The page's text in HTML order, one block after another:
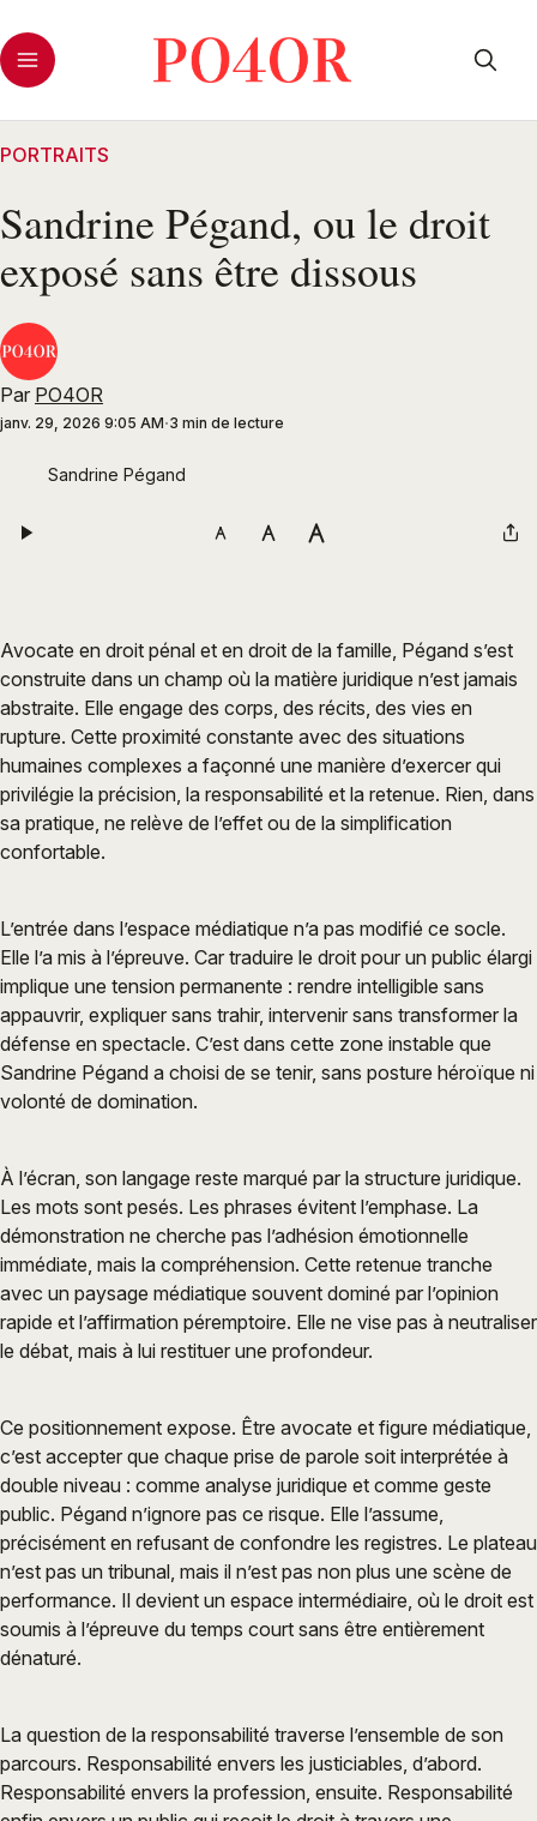
PORTRAITS
Sandrine Pégand, ou le droit
exposé sans être dissous
Par PO4OR
janv. 29, 2026 9:05 AM 3 min de lecture
Sandrine Pégand
Avocate en droit pénal et en droit de la famille, Pégand s’est
construite dans un champ où la matière juridique n’est jamais
abstraite. Elle engage des corps, des récits, des vies en
rupture. Cette proximité constante avec des situations
humaines complexes a façonné une manière d’exercer qui
privilégie la précision, la responsabilité et la retenue. Rien, dans
sa pratique, ne relève de l’effet ou de la simplification
confortable.
L’entrée dans l’espace médiatique n’a pas modifié ce socle.
Elle l’a mis à l’épreuve. Car traduire le droit pour un public élargi
implique une tension permanente : rendre intelligible sans
appauvrir, expliquer sans trahir, intervenir sans transformer la
défense en spectacle. C’est dans cette zone instable que
Sandrine Pégand a choisi de se tenir, sans posture héroïque ni
volonté de domination.
À l’écran, son langage reste marqué par la structure juridique.
Les mots sont pesés. Les phrases évitent l’emphase. La
démonstration ne cherche pas l’adhésion émotionnelle
immédiate, mais la compréhension. Cette retenue tranche
avec un paysage médiatique souvent dominé par l’opinion
rapide et l’affirmation péremptoire. Elle ne vise pas à neutraliser
le débat, mais à lui restituer une profondeur.
Ce positionnement expose. Être avocate et figure médiatique,
c’est accepter que chaque prise de parole soit interprétée à
double niveau : comme analyse juridique et comme geste
public. Pégand n’ignore pas ce risque. Elle l’assume,
précisément en refusant de confondre les registres. Le plateau
n’est pas un tribunal, mais il n’est pas non plus une scène de
performance. Il devient un espace intermédiaire, où le droit est
soumis à l’épreuve du temps court sans être entièrement
dénaturé.
La question de la responsabilité traverse l’ensemble de son
parcours. Responsabilité envers les justiciables, d’abord.
Responsabilité envers la profession, ensuite. Responsabilité